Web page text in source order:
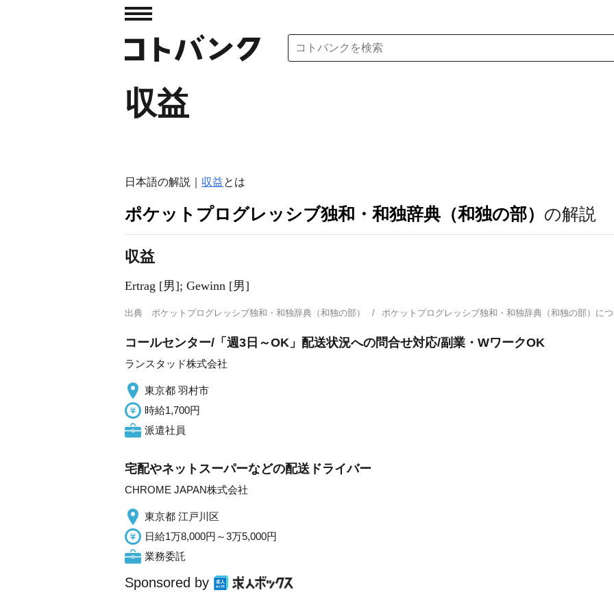
収益
日本語の解説｜ 収益とは
ポケットプログレッシブ独和・和独辞典（和独の部） の解説
収益
Ertrag [男]; Gewinn [男]
出典 ポケットプログレッシブ独和・和独辞典（和独の部） ポケットプログレッシブ独和・和独辞典（和独の部）
コールセンター/「週3日～OK」配送状況への問合せ対応/副業・WワークOK
ランスタッド株式会社
東京都 羽村市
時給1,700円
派遣社員
宅配やネットスーパーなどの配送ドライバー
CHROME JAPAN株式会社
東京都 江戸川区
日給1万8,000円～3万5,000円
業務委託
Sponsored by